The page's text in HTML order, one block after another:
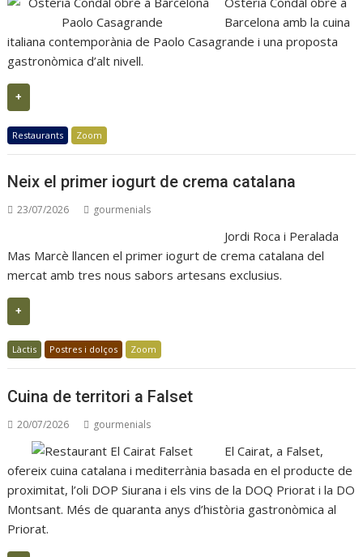
Barcelona amb la cuina
italiana contemporània de Paolo Casagrande i una proposta
gastronòmica d’alt nivell.
+
Restaurants Zoom
Neix el primer iogurt de crema catalana
23/07/2026 gourmenials
Jordi Roca i Peralada
Mas Marcè llancen el primer iogurt de crema catalana del
mercat amb tres nous sabors artesans exclusius.
+
Làctis Postres i dolços Zoom
Cuina de territori a Falset
20/07/2026 gourmenials
El Cairat, a Falset,
ofereix cuina catalana i mediterrània basada en el producte de
proximitat, l’oli DOP Siurana i els vins de la DOQ Priorat i la DO
Montsant. Més de quaranta anys d’història gastronòmica al
Priorat.